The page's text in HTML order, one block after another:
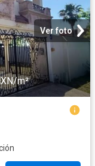
Ver foto
m²